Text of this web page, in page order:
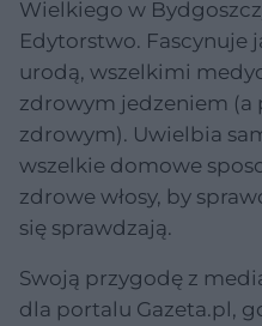
Wielkiego w
Edytorstwo. Fascynuje
urodą, wszelkimi
zdrowym jedzeniem (a
zdrowym). Uwielbia
wszelkie domowe
zdrowe włosy, by
się sprawdzają.
Swoją przygodę z
dla portalu Gazeta.pl,